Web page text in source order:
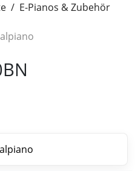
E-Pianos & Zubehör